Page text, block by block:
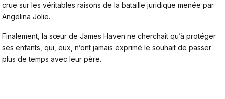
crue sur les véritables raisons de la bataille juridique menée par
Angelina Jolie.
Finalement, la sœur de James Haven ne cherchait qu’à protéger
ses enfants, qui, eux, n’ont jamais exprimé le souhait de passer
plus de temps avec leur père.